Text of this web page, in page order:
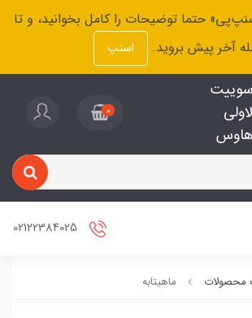
حتما توضیحات را کامل بخوانید، و تا
آخر پیش بروید.
اسنپ
سوییت
لاولی
هاوس
0
محصولات ماهیتابه